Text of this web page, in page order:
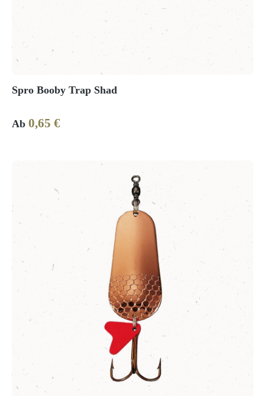
Spro Booby Trap Shad
Regulärer Preis:
Ab 0,65 €